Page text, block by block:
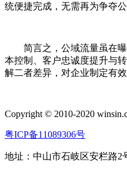
统便捷完成，无需再为争夺
简言之，公域流量虽在
本控制、客户忠诚度提升与
解二者差异，对企业制定有
Copyright © 2010-2020
粤ICP备11089306号
地址：中山市石岐区安栏路2